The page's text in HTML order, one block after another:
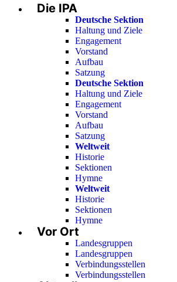
Die IPA
Deutsche Sektion
Haltung und Ziele
Engagement
Vorstand
Aufbau
Satzung
Deutsche Sektion
Haltung und Ziele
Engagement
Vorstand
Aufbau
Satzung
Weltweit
Historie
Sektionen
Hymne
Weltweit
Historie
Sektionen
Hymne
Vor Ort
Landesgruppen
Landesgruppen
Verbindungsstellen
Verbindungsstellen